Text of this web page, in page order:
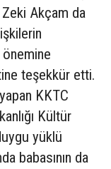
Zeki Akçam da
teşekkür etti.
KKTC
Kültür
yüklü
babasının da